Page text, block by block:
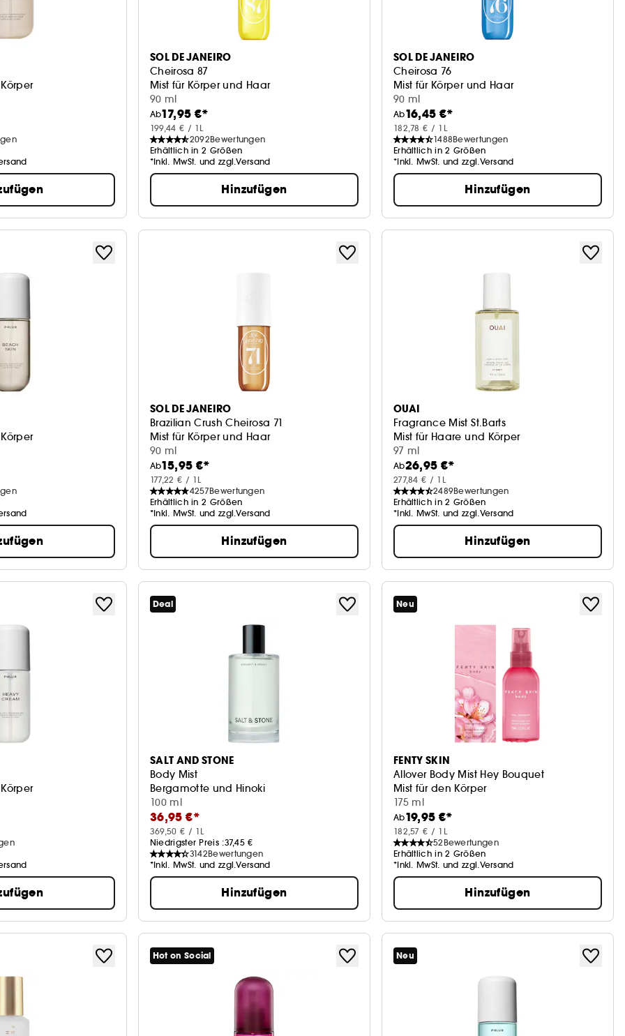
SOL DE JANEIRO
Cheirosa 87
Mist für Körper und Haar
90 ml
Ab17,95 €*
199,44 € / 1L
2092Bewertungen
Erhältlich in 2 Größen
*Inkl. MwSt. und zzgl.Versand
Hinzufügen
SOL DE JANEIRO
Cheirosa 76
Mist für Körper und Haar
90 ml
Ab16,45 €*
182,78 € / 1L
1488Bewertungen
Erhältlich in 2 Größen
*Inkl. MwSt. und zzgl.Versand
Hinzufügen
SOL DE JANEIRO
Brazilian Crush Cheirosa 71
Mist für Körper und Haar
90 ml
Ab15,95 €*
177,22 € / 1L
4257Bewertungen
Erhältlich in 2 Größen
*Inkl. MwSt. und zzgl.Versand
Hinzufügen
OUAI
Fragrance Mist St.Barts
Mist für Haare und Körper
97 ml
Ab26,95 €*
277,84 € / 1L
2489Bewertungen
Erhältlich in 2 Größen
*Inkl. MwSt. und zzgl.Versand
Hinzufügen
Deal
SALT AND STONE
Body Mist
Bergamotte und Hinoki
100 ml
36,95 €*
369,50 € / 1L
Niedrigster Preis :37,45 €
3142Bewertungen
*Inkl. MwSt. und zzgl.Versand
Hinzufügen
Neu
FENTY SKIN
Allover Body Mist Hey Bouquet
Mist für den Körper
175 ml
Ab19,95 €*
182,57 € / 1L
52 Bewertungen
Erhältlich in 2 Größen
*Inkl. MwSt. und zzgl.Versand
Hinzufügen
Hot on Social Neu